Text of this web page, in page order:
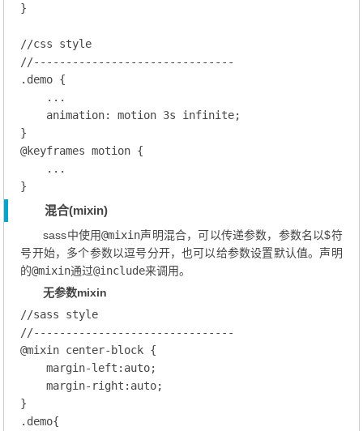
}
//css style
//-------------------------------
.demo {
    ...
animation: motion 3s infinite;
@keyframes motion {
    ...
混合(mixin)
sass中使用@mixin声明混合，可以传递参数，参数名以$符
号开始，多个参数以逗号分开，也可以给参数设置默认值。声明
的@mixin通过@include来调用。
无参数mixin
//sass style
//-------------------------------
@mixin center-block {
margin-left :auto;
margin-right :auto;
.demo{